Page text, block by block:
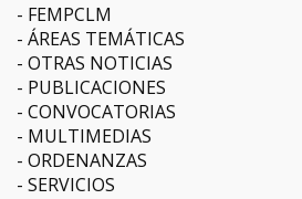
FEMPCLM
ÁREAS TEMÁTICAS
OTRAS NOTICIAS
PUBLICACIONES
CONVOCATORIAS
MULTIMEDIAS
ORDENANZAS
SERVICIOS